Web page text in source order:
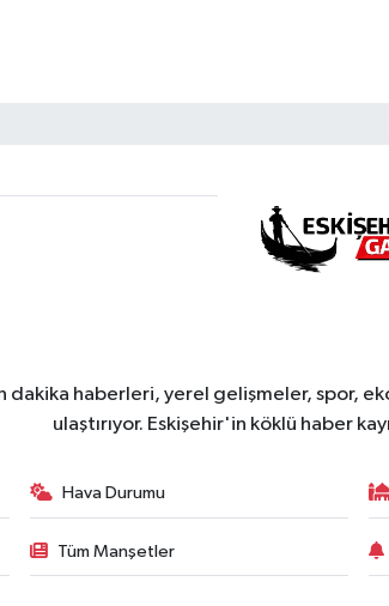
dakika haberleri, yerel gelişmeler, spor,
ulaştırıyor. Eskişehir'in köklü haber
Hava Durumu
Tüm Manşetler